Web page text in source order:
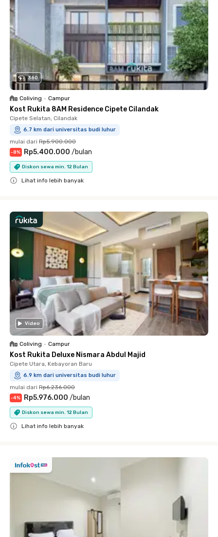
360
Coliving • Campur
Kost Rukita 8AM Residence Cipete Cilandak
Cipete Selatan, Cilandak
6.7 km dari universitas budi luhur
mulai dari Rp5.900.000
-8% Rp5.400.000 /bulan
Diskon sewa min. 12 Bulan
Lihat info lebih banyak
Video
Coliving • Campur
Kost Rukita Deluxe Nismara Abdul Majid
Cipete Utara, Kebayoran Baru
6.9 km dari universitas budi luhur
mulai dari Rp6.236.000
-4% Rp5.976.000 /bulan
Diskon sewa min. 12 Bulan
Lihat info lebih banyak